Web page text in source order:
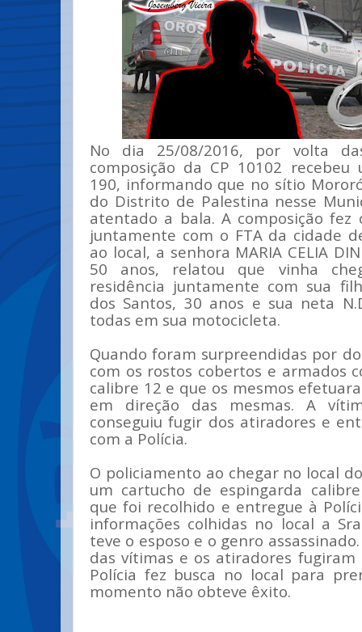
No dia 25/08/2016, por volta
composição da CP 10102 recebeu
190, informando que no sítio
do Distrito de Palestina nesse
atentado a bala. A composição fez
juntamente com o FTA da cidade
ao local, a senhora MARIA CELIA
50 anos, relatou que vinha
residência juntamente com sua
dos Santos, 30 anos e sua neta
todas em sua motocicleta.
Quando foram surpreendidas por
com os rostos cobertos e armados
calibre 12 e que os mesmos
em direção das mesmas. A
conseguiu fugir dos atiradores e
com a Polícia.
O policiamento ao chegar no local
um cartucho de espingarda
que foi recolhido e entregue à
informações colhidas no local a
teve o esposo e o genro
das vítimas e os atiradores fugiram
Polícia fez busca no local para
momento não obteve êxito.